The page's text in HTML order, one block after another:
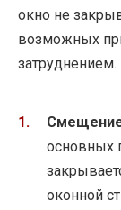
окно не
возможных
затруднением.
основных
оконной